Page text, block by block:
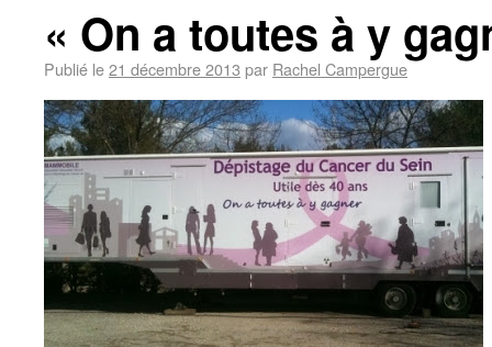
« On a toutes à y
Publié le21 décembre 2013 par Rachel Campergue